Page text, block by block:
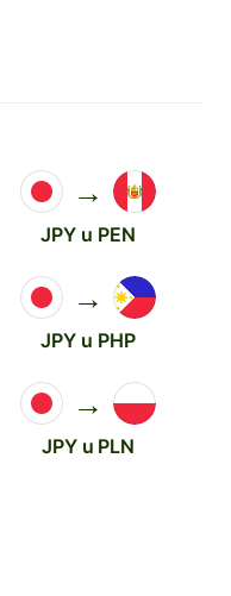
→
JPY u PEN
→
JPY u PHP
→
JPY u PLN